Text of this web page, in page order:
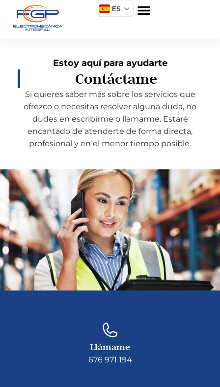
ES
Estoy aquí para ayudarte
Contáctame
Si quieres saber más sobre los servicios que
ofrezco o necesitas resolver alguna duda, no
dudes en escribirme o llamarme. Estaré
encantado de atenderte de forma directa,
profesional y en el menor tiempo posible.
Llámame
676 971 194